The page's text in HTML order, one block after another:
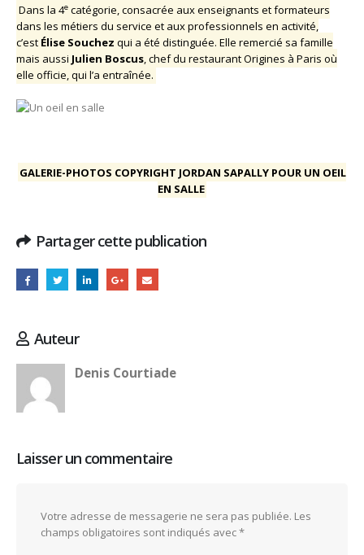
Dans la 4ecatégorie, consacrée aux enseignants et formateurs
dans les métiers du service et aux professionnels en activité,
c’est Élise Souchez qui a été distinguée. Elle remercié sa famille
mais aussi Julien Boscus, chef du restaurant Origines à Paris où
elle officie, qui l’a entraînée.
GALERIE-PHOTOS COPYRIGHT JORDAN SAPALLY POUR UN OEIL
EN SALLE
Partager cette publication
Auteur
Denis Courtiade
Laisser un commentaire
Votre adresse de messagerie ne sera pas publiée. Les
champs obligatoires sont indiqués avec*